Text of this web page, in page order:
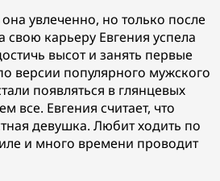
увлеченно, но только после
карьеру Евгения успела
высот и занять первые
версии популярного мужского
появляться в глянцевых
все. Евгения считает, что
девушка. Любит ходить по
и много времени проводит